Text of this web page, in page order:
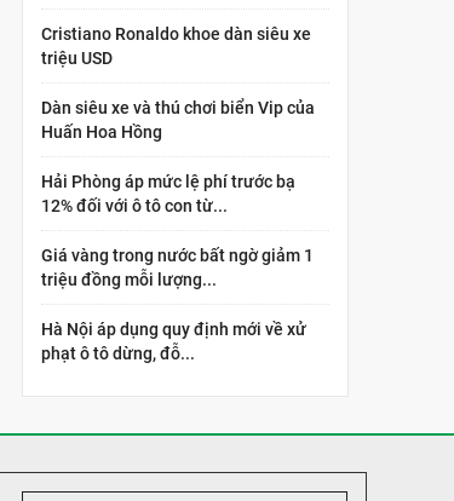
Cristiano Ronaldo khoe dàn siêu xe
triệu USD
Dàn siêu xe và thú chơi biển Vip của
Huấn Hoa Hồng
Hải Phòng áp mức lệ phí trước bạ
12% đối với ô tô con từ...
Giá vàng trong nước bất ngờ giảm 1
triệu đồng mỗi lượng...
Hà Nội áp dụng quy định mới về xử
phạt ô tô dừng, đỗ...